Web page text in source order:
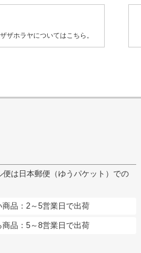
ザホラヤについてはこちら。
は日本郵便（ゆうパケット）での
商品：2～5営業日で出荷
商品：5～8営業日で出荷